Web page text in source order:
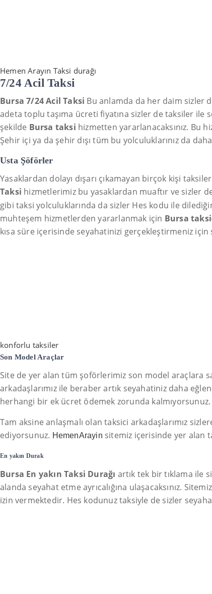
Hemen Arayın Taksi durağı
7/24 Acil Taksi
Bursa 7/24 Acil Taksi Bu anlamda da her daim sizler
adeta toplu taşıma ücreti fiyatına sizler de taksiler ile
şekilde Bursa taksi hizmetten yararlanacaksınız. Bu
Şehir içi ya da şehir dışı tüm bu yolculuklarınız da
Usta Şöförler
Yasaklardan dolayı dışarı çıkamayan birçok kişi
Taksi hizmetlerimiz bu yasaklardan muaftır ve sizler
gibi taksi yolculuklarında da sizler Hes kodu ile
muhteşem hizmetlerden yararlanmak için Bursa
kısa süre içerisinde seyahatinizi gerçekleştirmeniz için
konforlu taksiler
Son Model Araçlar
Site de yer alan tüm şoförlerimiz son model araçlara
arkadaşlarımız ile beraber artık seyahatiniz daha
herhangi bir ek ücret ödemek zorunda kalmıyorsunuz.
Tam aksine anlaşmalı olan taksici arkadaşlarımız
ediyorsunuz. HemenArayin sitemiz içerisinde yer alan
En yakın Durak
Bursa En yakın Taksi Durağı artık tek bir tıklama ile
alanda seyahat etme ayrıcalığına ulaşacaksınız.
izin vermektedir. Hes kodunuz taksiyle de sizler